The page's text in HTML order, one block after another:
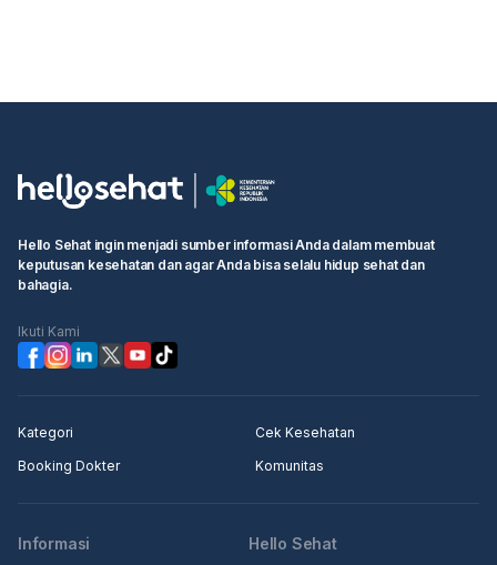
Hello Sehat ingin menjadi sumber informasi Anda dalam membuat
keputusan kesehatan dan agar Anda bisa selalu hidup sehat dan
bahagia.
Ikuti Kami
Kategori
Cek Kesehatan
Booking Dokter
Komunitas
Informasi Hello Sehat